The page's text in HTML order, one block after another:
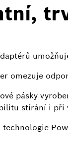
omezuje
pásky
stírání i při
technologie